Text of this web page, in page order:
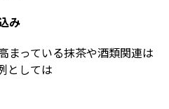
み
まっている抹茶や酒類関連は
としては